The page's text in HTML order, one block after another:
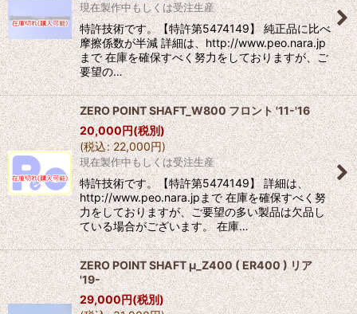
現在製作中もしくは受注生産
特許技術です。【特許第5474149】 純正品に比べ
摩擦係数が半減 詳細は、http://www.peo.nara.jp
まで 在庫を確保すべく努力をしておりますが、ご
要望の…
ZERO POINT SHAFT_W800 フロント '11-'16
20,000円(税別)
(税込: 22,000円)
現在製作中もしくは受注生産
特許技術です。【特許第5474149】 詳細は、
http://www.peo.nara.jpまで 在庫を確保すべく努
力をしておりますが、ご要望の多い製品は欠品し
ている場合がございます。 在庫…
ZERO POINT SHAFT μ_Z400 ( ER400 ) リア
'19-
29,000円(税別)